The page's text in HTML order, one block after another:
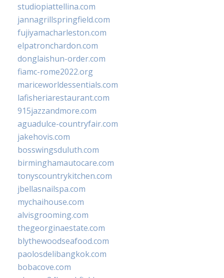
studiopiattellina.com
jannagrillspringfield.com
fujiyamacharleston.com
elpatronchardon.com
donglaishun-order.com
fiamc-rome2022.org
mariceworldessentials.com
lafisheriarestaurant.com
915jazzandmore.com
aguadulce-countryfair.com
jakehovis.com
bosswingsduluth.com
birminghamautocare.com
tonyscountrykitchen.com
jbellasnailspa.com
mychaihouse.com
alvisgrooming.com
thegeorginaestate.com
blythewoodseafood.com
paolosdelibangkok.com
bobacove.com